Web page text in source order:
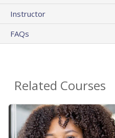
Instructor
FAQs
Related Courses